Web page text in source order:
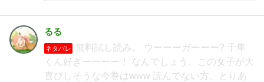
るる
ネタバレ
無料試し読み。 ウーーーガーーー? 千隼
くん好きーーーー！ なんでしょう、この女子が大
喜びしそうな今巻はwww 読んでない方、とりあ